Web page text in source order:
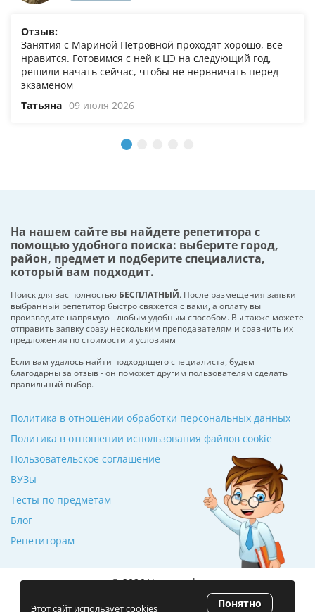
Отзыв:
Занятия с Мариной Петровной проходят хорошо, все
нравится. Готовимся с ней к ЦЭ на следующий год,
решили начать сейчас, чтобы не нервничать перед
экзаменом
Татьяна 09 июля 2026
На нашем сайте вы найдете репетитора с
помощью удобного поиска: выберите город,
район, предмет и подберите специалиста,
который вам подходит.
Поиск для вас полностью БЕСПЛАТНЫЙ. После размещения заявки
выбранный репетитор быстро свяжется с вами, а оплату вы
производите напрямую - любым удобным способом. Вы также можете
отправить заявку сразу нескольким преподавателям и сравнить их
предложения по стоимости и условиям
Если вам удалось найти подходящего специалиста, будем
благодарны за отзыв - он поможет другим пользователям сделать
правильный выбор.
ВУЗы
Тесты по предметам
Блог
Репетиторам
Политика в отношении обработки персональных данных
Политика в отношении использования файлов cookie
Пользовательское соглашение
© 2026 Училкин.by
Рейтинг 5.0
(120 отзывов)
Этот сайт использует cookies Понятно